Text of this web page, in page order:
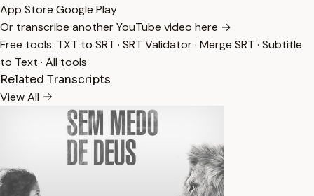
App Store Google Play
Or transcribe another YouTube video here →
Free tools: TXT to SRT · SRT Validator· Merge SRT · Subtitle
to Text · All tools
Related Transcripts
View All